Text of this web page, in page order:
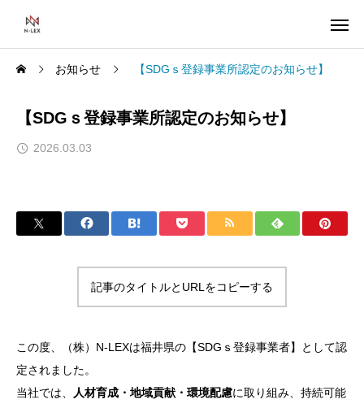
お知らせ 【SDGｓ登録事業所認定のお知らせ】
【SDGｓ登録事業所認定のお知らせ】
2026.03.03
記事のタイトルとURLをコピーする
この度、（株）N-LEXは福井県の【SDGｓ登録事業者】として認
定されました。
当社では、
人材育成・地域貢献・環境配慮に取り組み、持続可能